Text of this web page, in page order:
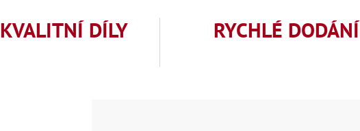
KVALITNÍ DÍLY RYCHLÉ DODÁNÍ